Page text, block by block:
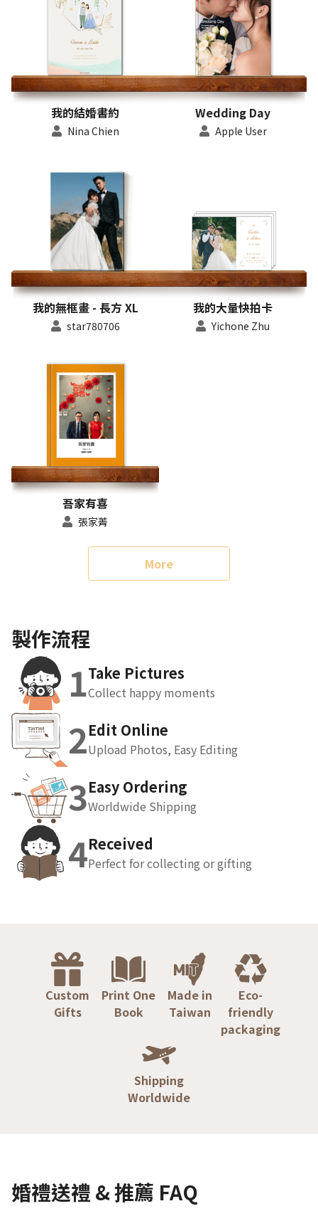
我的結婚書約
Nina Chien
Wedding Day
Apple User
我的無框畫 - 長方 XL
star780706
我的大量快拍卡
Yichone Zhu
吾家有喜
張家菁
More
製作流程
1Take Pictures
Collect happy moments
2Edit Online
Upload Photos, Easy Editing
3Easy Ordering
Worldwide Shipping
4Received
Perfect for collecting or gifting
Custom
Gifts
Print One
Book
Made in
Taiwan
Eco-
friendly
packaging
Shipping
Worldwide
婚禮送禮 & 推薦 FAQ